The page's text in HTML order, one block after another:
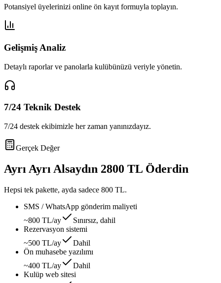
Potansiyel üyelerinizi online ön kayıt formuyla toplayın.
Gelişmiş Analiz
Detaylı raporlar ve panolarla kulübünüzü veriyle yönetin.
7/24 Teknik Destek
7/24 destek ekibimizle her zaman yanınızdayız.
Gerçek Değer
Ayrı Ayrı Alsaydın 2800 TL Öderdin
Hepsi tek pakette, ayda sadece 800 TL.
SMS / WhatsApp gönderim maliyeti
~800 TL/ay
Sınırsız, dahil
Rezervasyon sistemi
~500 TL/ay
Dahil
Ön muhasebe yazılımı
~400 TL/ay
Dahil
Kulüp web sitesi